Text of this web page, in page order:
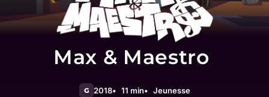
Max & Maestro
G 2018 11 min Jeunesse